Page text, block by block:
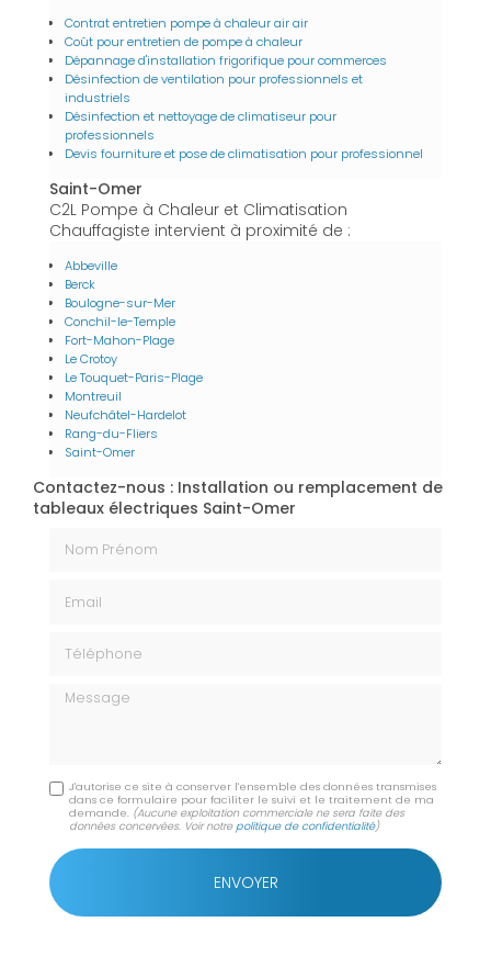
Contrat entretien pompe à chaleur air air
Coût pour entretien de pompe à chaleur
Dépannage d'installation frigorifique pour commerces
Désinfection de ventilation pour professionnels et
industriels
Désinfection et nettoyage de climatiseur pour
professionnels
Devis fourniture et pose de climatisation pour professionnel
Saint-Omer
C2L Pompe à Chaleur et Climatisation
Chauffagiste intervient à proximité de :
Abbeville
Berck
Boulogne-sur-Mer
Conchil-le-Temple
Fort-Mahon-Plage
Le Crotoy
Le Touquet-Paris-Plage
Montreuil
Neufchâtel-Hardelot
Rang-du-Fliers
Saint-Omer
Contactez-nous : Installation ou remplacement de
tableaux électriques Saint-Omer
Message
J'autorise ce site à conserver l'ensemble des données transmises
dans ce formulaire pour faciliter le suivi et le traitement de ma
demande. (Aucune exploitation commerciale ne sera faite des
données concervées. Voir notrepolitique de confidentialité)